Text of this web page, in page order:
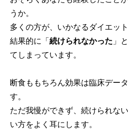
うか。
多くの方が、いかなるダイエッ
結果的に「続けられなかった 」
てしまっています。
断食ももちろん効果は臨床デー
す。
ただ我慢ができず、続けられな
い方をよく耳にします。